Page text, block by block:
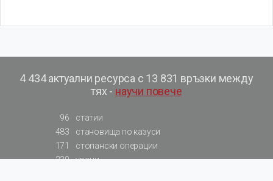
4 434 актуални ресурса с 13 831 връзки между
тях - научи повече
96
статии
483
становища по казуси
171
стопански операции
230
уроци